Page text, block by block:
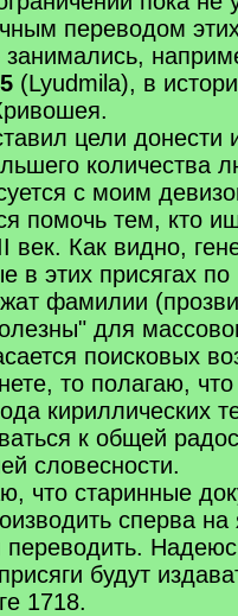
переводом
занимались,
(Lyudmila), в
цели
количества
с моим
помочь тем, кто
век. Как видно,
в этих присягах
фамилии
для
поисковых
то полагаю,
кириллических
к общей
словесности.
что старинные
сперва
переводить.
будут
1718.